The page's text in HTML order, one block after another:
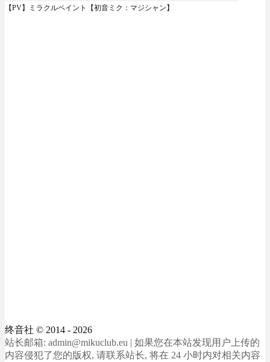
【PV】ミラクルペイント【初音ミク：マジシャン】
终音社 © 2014 - 2026
站长邮箱: admin@mikuclub.eu | 如果您在本站发现用户上传的
内容侵犯了您的版权, 请联系站长, 将在 24 小时内对相关内容